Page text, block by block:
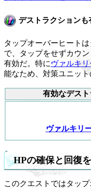
デストラクションも
タップオーバーヒート
で、タップをせずカウ
有効だ。特に ヴァルキリ
能なため、対策ユニッ
有効なデス
ヴァルキリ
HPの確保と回復
このクエストではタッ